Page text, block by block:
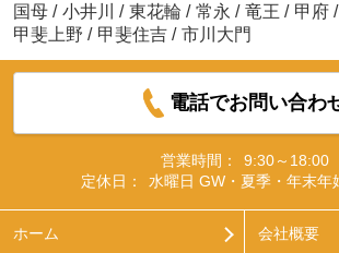
国母 / 小井川 / 東花輪 / 常永 / 竜王 / 甲府 /
甲斐上野 / 甲斐住吉 / 市川大門
電話でお問い合わ
営業時間：
9:30～18:00
定休日：
水曜日 GW・夏季・年末年
ホーム 会社概要